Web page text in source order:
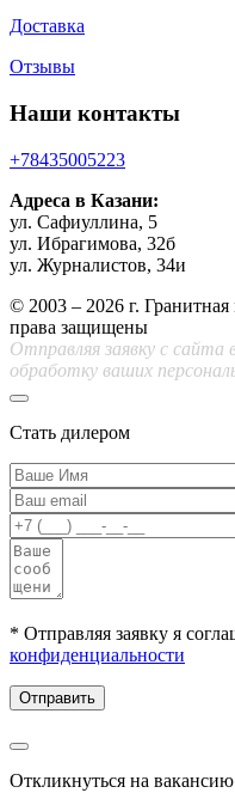
Доставка
Отзывы
Наши контакты
+78435005223
Адреса в Казани:
ул. Сафиуллина, 5
ул. Ибрагимова, 32б
ул. Журналистов, 34и
© 2003 – 2026 г.
права защищены
Отправляя заявку с сайта
обработку ваших
Стать дилером
* Отправляя заявку я
конфиденциальности
Откликнуться на вакансию